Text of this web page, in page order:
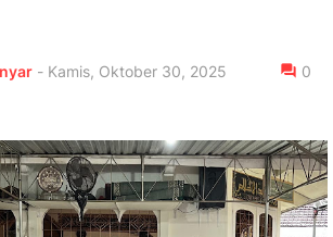
- Kamis, Oktober 30, 2025 0